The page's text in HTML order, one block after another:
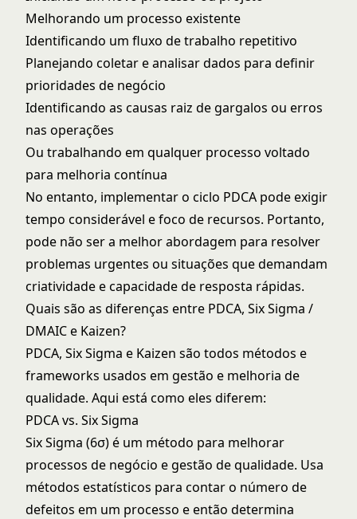
Melhorando um processo existente
Identificando um fluxo de trabalho repetitivo
Planejando coletar e analisar dados para definir
prioridades de negócio
Identificando as causas raiz de gargalos ou erros
nas operações
Ou trabalhando em qualquer processo voltado
para melhoria contínua
No entanto, implementar o ciclo PDCA pode exigir
tempo considerável e foco de recursos. Portanto,
pode não ser a melhor abordagem para resolver
problemas urgentes ou situações que demandam
criatividade e capacidade de resposta rápidas.
Quais são as diferenças entre PDCA, Six Sigma /
DMAIC e Kaizen?
PDCA, Six Sigma e Kaizen são todos métodos e
frameworks usados em gestão e melhoria de
qualidade. Aqui está como eles diferem:
PDCA vs. Six Sigma
Six Sigma (6σ) é um método para melhorar
processos de negócio e gestão de qualidade. Usa
métodos estatísticos para contar o número de
defeitos em um processo e então determina